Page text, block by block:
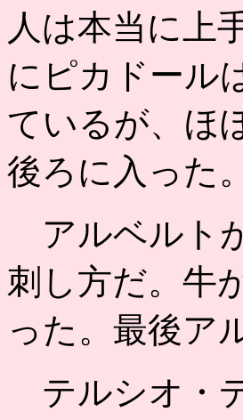
人は本当に上
にピカドール
ているが、ほ
後ろに入った。
アルベルト
刺し方だ。牛
った。最後ア
テルシオ・